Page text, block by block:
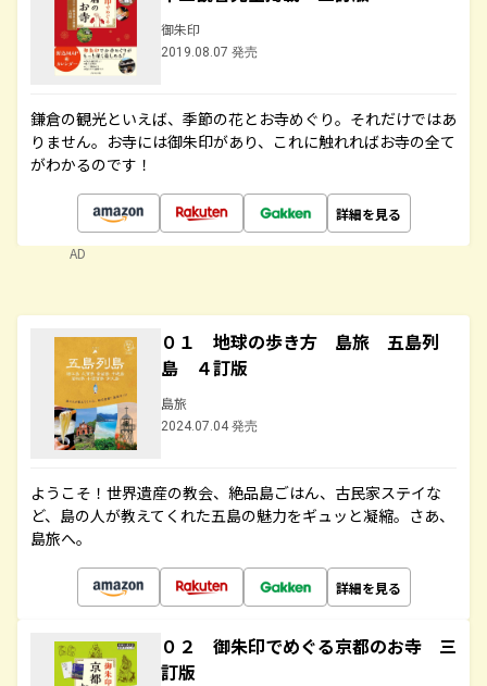
御朱印
2019.08.07 発売
鎌倉の観光といえば、季節の花とお寺めぐり。それだけではあ
りません。お寺には御朱印があり、これに触れればお寺の全て
がわかるのです！
詳細を見る
AD
０１ 地球の歩き方 島旅 五島列
島 ４訂版
島旅
2024.07.04 発売
ようこそ！世界遺産の教会、絶品島ごはん、古民家ステイな
ど、島の人が教えてくれた五島の魅力をギュッと凝縮。さあ、
島旅へ。
詳細を見る
０２ 御朱印でめぐる京都のお寺 三
訂版